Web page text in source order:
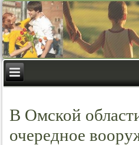
В Омской
очередное